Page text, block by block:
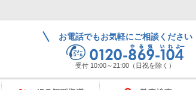
お電話でもお気軽にご相談ください
受付 10:00～21:00（日祝を除く）